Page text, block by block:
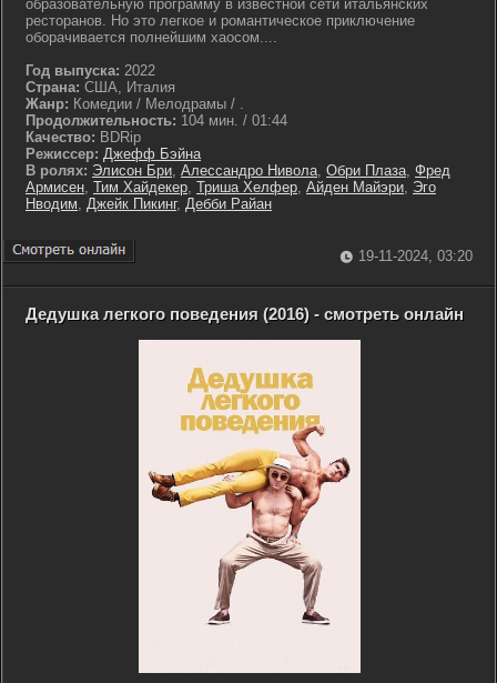
образовательную программу в известной сети итальянских
ресторанов. Но это легкое и романтическое приключение
оборачивается полнейшим хаосом....
Год выпуска: 2022
Страна: США, Италия
Жанр: Комедии / Мелодрамы / .
Продолжительность: 104 мин. / 01:44
Качество: BDRip
Режиссер: Джефф Бэйна
В ролях: Элисон Бри, Алессандро Нивола, Обри Плаза, Фред
Армисен, Тим Хайдекер, Триша Хелфер, Айден Майэри, Эго
Нводим, Джейк Пикинг, Дебби Райан
19-11-2024, 03:20
Дедушка легкого поведения (2016) - смотреть онлайн